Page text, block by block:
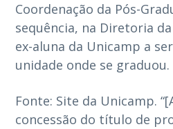
Coordenação da Pós-
sequência, na Diretoria
ex-aluna da Unicamp a
unidade onde se graduou.
Fonte: Site da Unicamp.
concessão do título de